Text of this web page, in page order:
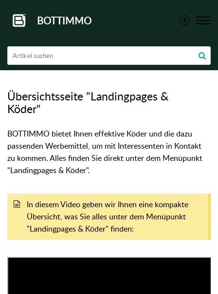
BOTTIMMO
Übersichtsseite "Landingpages &
Köder"
BOTTIMMO bietet Ihnen effektive Köder und die dazu
passenden Werbemittel, um mit Interessenten in Kontakt
zu kommen. Alles finden Sie direkt unter dem Menüpunkt
"Landingpages & Köder".
In diesem Video geben wir Ihnen eine kompakte
Übersicht, was Sie alles unter dem Menüpunkt
"Landingpages & Köder" finden: